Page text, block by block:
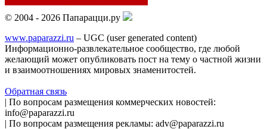
© 2004 - 2026 Папарацци.ру
www.paparazzi.ru – UGC (user generated content)
Информационно-развлекательное сообщество, где любой
желающий может опубликовать пост на тему о частной жизни
и взаимоотношениях мировых знаменитостей.
Обратная связь
| По вопросам размещения коммерческих новостей:
info@paparazzi.ru
| По вопросам размещения рекламы: adv@paparazzi.ru